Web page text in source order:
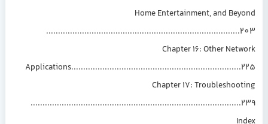
Home Entertainment,
Chapter 16:
Chapter 17: